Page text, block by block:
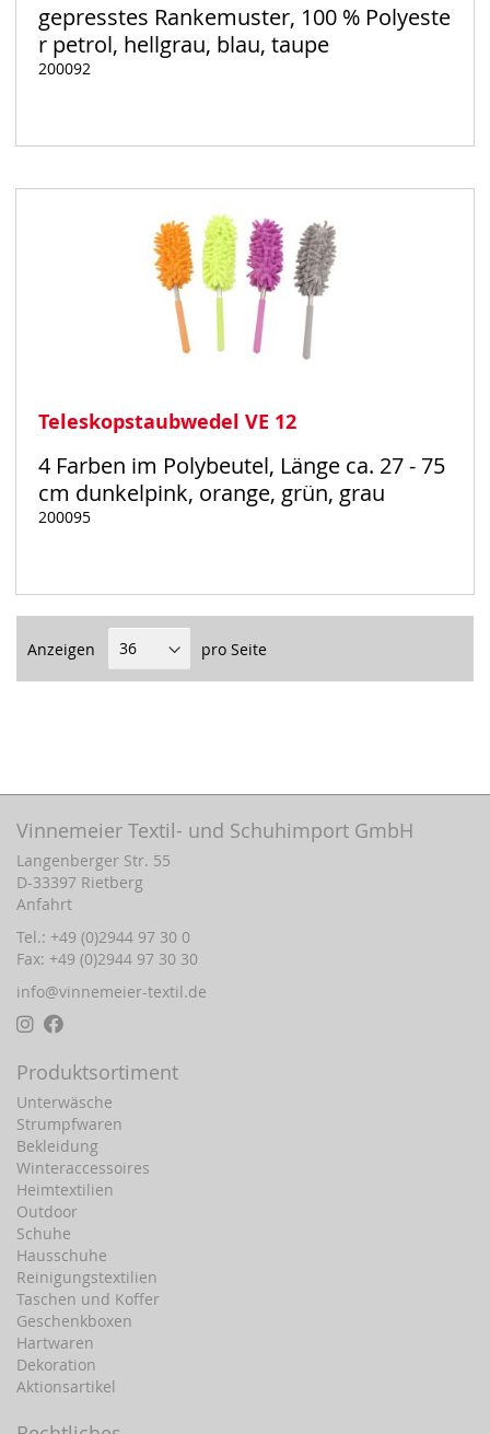
gepresstes Rankemuster, 100 % Polyeste
r petrol, hellgrau, blau, taupe
200092
Auf
Teleskopstaubwedel VE 12
4 Farben im Polybeutel, Länge ca. 27 - 75
cm dunkelpink, orange, grün, grau
200095
Auf
Lager
Anzeigen
pro Seite
Vinnemeier Textil- und Schuhimport GmbH
Langenberger Str. 55
D-33397 Rietberg
Anfahrt
Tel.: +49 (0)2944 97 30 0
Fax: +49 (0)2944 97 30 30
info@vinnemeier-textil.de
Produktsortiment
Unterwäsche
Strumpfwaren
Bekleidung
Winteraccessoires
Heimtextilien
Outdoor
Schuhe
Hausschuhe
Reinigungstextilien
Taschen und Koffer
Geschenkboxen
Hartwaren
Dekoration
Aktionsartikel